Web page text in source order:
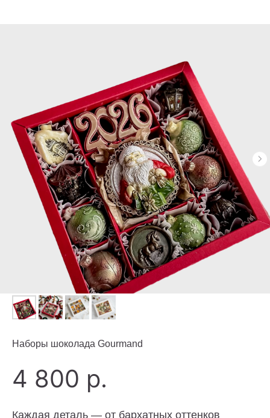
Наборы шоколада Gourmand
4 800 р.
Каждая деталь — от бархатных оттенков